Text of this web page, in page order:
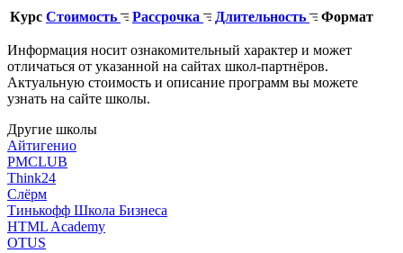
Курс Стоимость Рассрочка Длительность Формат
Информация носит ознакомительный характер и может
отличаться от указанной на сайтах школ-партнёров.
Актуальную стоимость и описание программ вы можете
узнать на сайте школы.
Другие школы
Айтигенио
PMCLUB
Think24
Слёрм
Тинькофф Школа Бизнеса
HTML Academy
OTUS